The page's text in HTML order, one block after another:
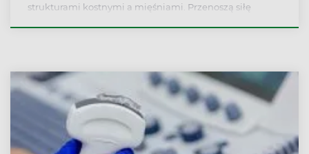
strukturami kostnymi a mięśniami. Przenoszą siłę
zerwania. Każdy z tych stanów można zdiagnozować na
badaniu ultrasonograficznym.